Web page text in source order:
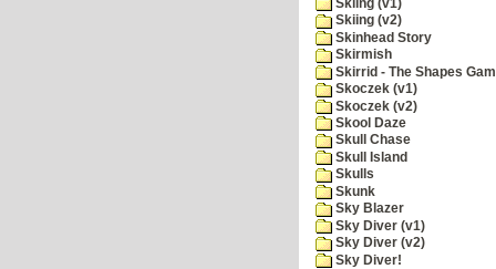
Skiing (v1)
Skiing (v2)
Skinhead Story
Skirmish
Skirrid - The Shapes
Skoczek (v1)
Skoczek (v2)
Skool Daze
Skull Chase
Skull Island
Skulls
Skunk
Sky Blazer
Sky Diver (v1)
Sky Diver (v2)
Sky Diver!